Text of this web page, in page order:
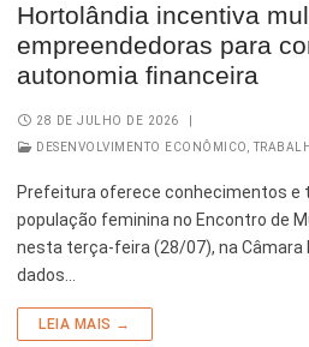
Hortolândia incentiva
empreendedoras para
autonomia financeira
28 DE JULHO DE 2026
DESENVOLVIMENTO ECONÔMICO,
Prefeitura oferece conhecimentos e
população feminina no Encontro de
nesta terça-feira (28/07), na Câmara
dados…
LEIA MAIS →